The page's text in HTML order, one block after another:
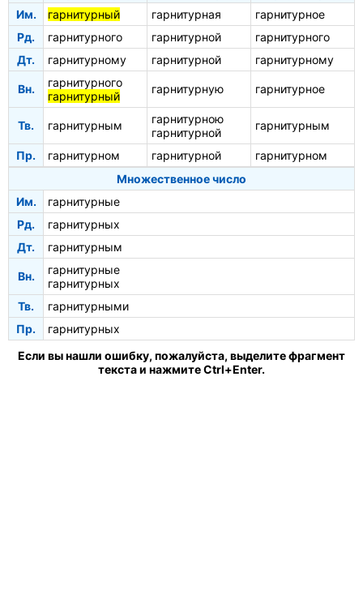
Им.
гарнитурный гарнитурная
гарнитурное
Рд.
гарнитурного гарнитурной
гарнитурного
Дт.
гарнитурному гарнитурной гарнитурному
Вн.
гарнитурного
гарнитурный
гарнитурную гарнитурное
Тв. гарнитурным
гарнитурною
гарнитурной
гарнитурным
Пр. гарнитурном гарнитурной
гарнитурном
Множественное число
Им.
гарнитурные
Рд.
гарнитурных
Дт.
гарнитурным
Вн.
гарнитурные
гарнитурных
Тв.
гарнитурными
Пр.
гарнитурных
Если вы нашли ошибку, пожалуйста, выделите фрагмент
текста и нажмите Ctrl+Enter.